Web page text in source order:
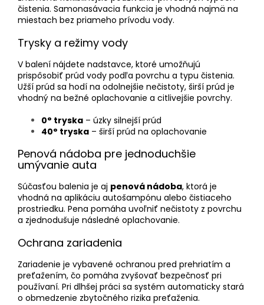
čistenia. Samonasávacia funkcia je vhodná najmä na
miestach bez priameho prívodu vody.
Trysky a režimy vody
V balení nájdete nadstavce, ktoré umožňujú
prispôsobiť prúd vody podľa povrchu a typu čistenia.
Užší prúd sa hodí na odolnejšie nečistoty, širší prúd je
vhodný na bežné oplachovanie a citlivejšie povrchy.
0° tryska – úzky silnejší prúd
40° tryska – širší prúd na oplachovanie
Penová nádoba pre jednoduchšie
umývanie auta
Súčasťou balenia je aj penová nádoba, ktorá je
vhodná na aplikáciu autošampónu alebo čistiaceho
prostriedku. Pena pomáha uvoľniť nečistoty z povrchu
a zjednodušuje následné oplachovanie.
Ochrana zariadenia
Zariadenie je vybavené ochranou pred prehriatím a
preťažením, čo pomáha zvyšovať bezpečnosť pri
používaní. Pri dlhšej práci sa systém automaticky stará
o obmedzenie zbytočného rizika preťaženia.